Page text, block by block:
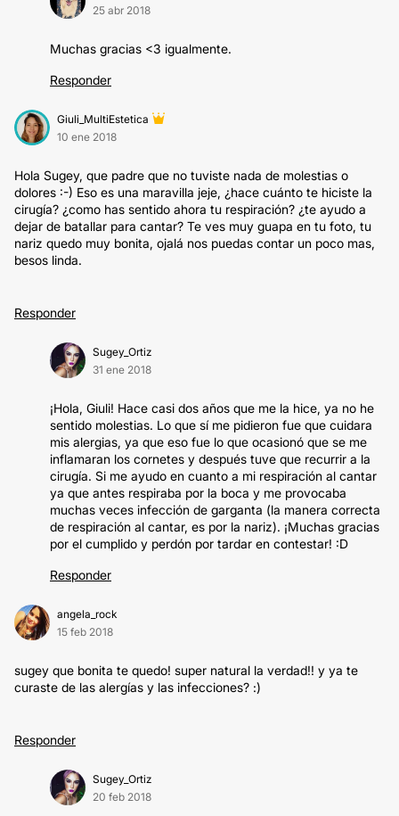
25 abr 2018
Muchas gracias <3 igualmente.
Responder
Giuli_MultiEstetica
10 ene 2018
Hola Sugey, que padre que no tuviste nada de molestias o
dolores :-) Eso es una maravilla jeje, ¿hace cuánto te hiciste la
cirugía? ¿como has sentido ahora tu respiración? ¿te ayudo a
dejar de batallar para cantar? Te ves muy guapa en tu foto, tu
nariz quedo muy bonita, ojalá nos puedas contar un poco mas,
besos linda.
Responder
Sugey_Ortiz
31 ene 2018
¡Hola, Giuli! Hace casi dos años que me la hice, ya no he
sentido molestias. Lo que sí me pidieron fue que cuidara
mis alergias, ya que eso fue lo que ocasionó que se me
inflamaran los cornetes y después tuve que recurrir a la
cirugía. Si me ayudo en cuanto a mi respiración al cantar
ya que antes respiraba por la boca y me provocaba
muchas veces infección de garganta (la manera correcta
de respiración al cantar, es por la nariz). ¡Muchas gracias
por el cumplido y perdón por tardar en contestar! :D
Responder
angela_rock
15 feb 2018
sugey que bonita te quedo! super natural la verdad!! y ya te
curaste de las alergías y las infecciones? :)
Responder
Sugey_Ortiz
20 feb 2018